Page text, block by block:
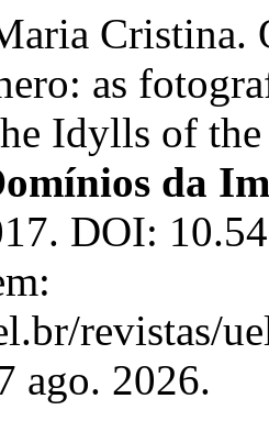
Cristina.
as
Idylls of
da
DOI:
revistas/
ago. 2026.